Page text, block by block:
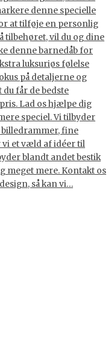
denne specielle
at tilføje en personlig
tilbehøret, vil du og dine
denne barnedåb for
luksuriøs følelse
på detaljerne og
du får de bedste
Lad os hjælpe dig
speciel. Vi tilbyder
fine
vi et væld af idéer til
blandt andet bestik
meget mere. Kontakt os
så kan vi…